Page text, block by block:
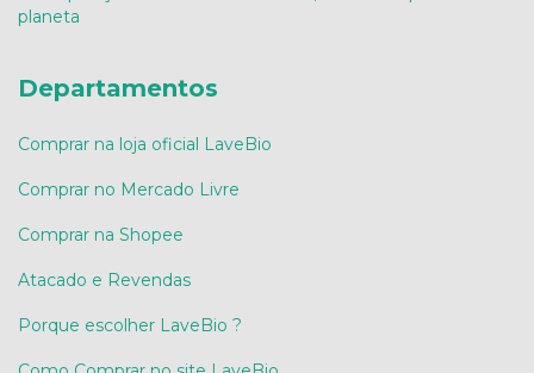
planeta
Departamentos
Comprar na loja oficial LaveBio
Comprar no Mercado Livre
Comprar na Shopee
Atacado e Revendas
Porque escolher LaveBio ?